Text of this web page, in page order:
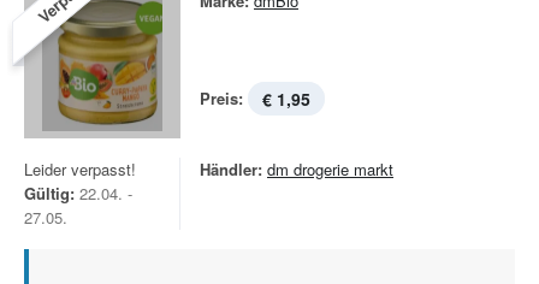
Preis: € 1,95
Leider verpasst!
Gültig: 22.04. -
27.05.
Händler: dm drogerie markt